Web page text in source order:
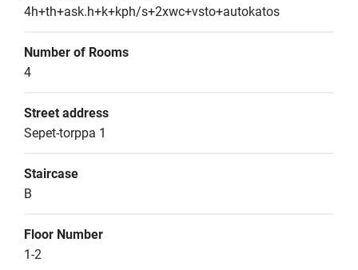
4h+th+ask.h+k+kph/s+2xwc+vsto+autokatos
Number of Rooms
4
Street address
Sepet-torppa 1
Staircase
B
Floor Number
1-2